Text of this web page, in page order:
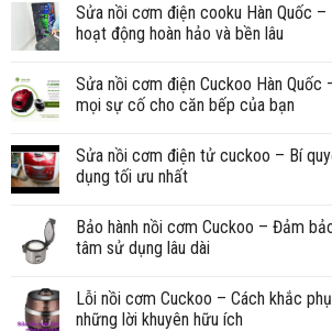
Sửa nồi cơm điện cooku Hàn Quốc
hoạt động hoàn hảo và bền lâu
Sửa nồi cơm điện Cuckoo Hàn Quốc
mọi sự cố cho căn bếp của bạn
Sửa nồi cơm điện tử cuckoo – Bí
dụng tối ưu nhất
Bảo hành nồi cơm Cuckoo – Đảm
tâm sử dụng lâu dài
Lỗi nồi cơm Cuckoo – Cách khắc
những lời khuyên hữu ích